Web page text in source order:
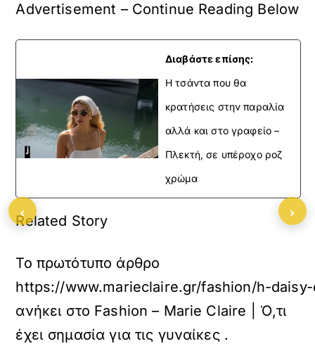
Advertisement – Continue Reading Below
Διαβάστε επίσης:
H τσάντα που θα
κρατήσεις στην παραλία
αλλά και στο γραφείο –
Πλεκτή, σε υπέροχο ροζ
χρώμα
Related Story
Το πρωτότυπο άρθρο
https://www.marieclaire.gr/fashion/h-
ανήκει στο Fashion – Marie Claire | Ό,τι
έχει σημασία για τις γυναίκες.
‹ ›